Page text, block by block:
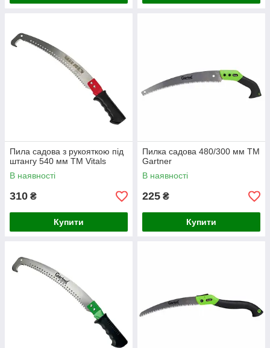
Пила садова з рукояткою під
штангу 540 мм ТМ Vitals
В наявності
310 ₴
Купити
Пилка садова 480/300 мм ТМ
Gartner
В наявності
225 ₴
Купити